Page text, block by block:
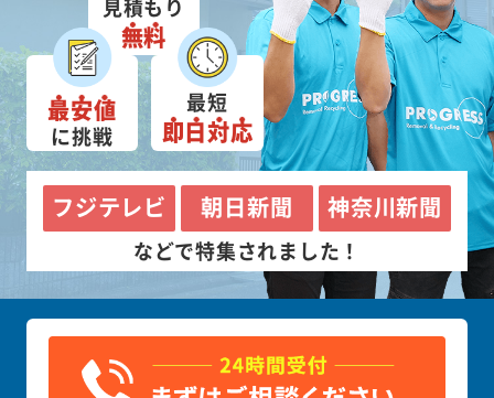
見積もり
無料
最安値
に挑戦
最短
即日対応
フジテレビ 朝日新聞 神奈川新聞
などで特集されました！